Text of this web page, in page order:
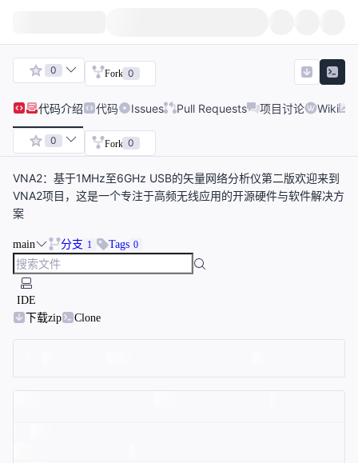
0 Fork 0
代码介绍 代码 Issues Pull Requests 项目讨论 Wiki
0 Fork 0
VNA2：基于1MHz至6GHz USB的矢量网络分析仪第二版欢迎来到
VNA2项目，这是一个专注于高频无线应用的开源硬件与软件解决方
案
main 分支 1 Tags 0
IDE
下载zip
Clone